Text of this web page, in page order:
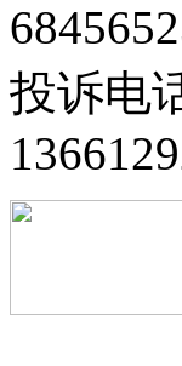
投诉电